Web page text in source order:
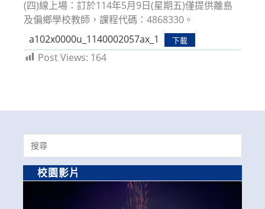
(四)線上場：訂於114年5月9日(星期五)僅提供離島
及偏鄉學校教師，課程代碼：4868330。
a102x0000u_1140002057ax_1
下載
Post Views: 164
Search
for:
校園影片